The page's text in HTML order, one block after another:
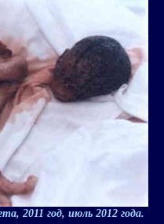
2011 год, июль 2012 года.